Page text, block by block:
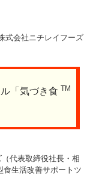
式会社ニチレイフーズ
「気づき食 TM
代表取締役社長・相
生活改善サポートツ